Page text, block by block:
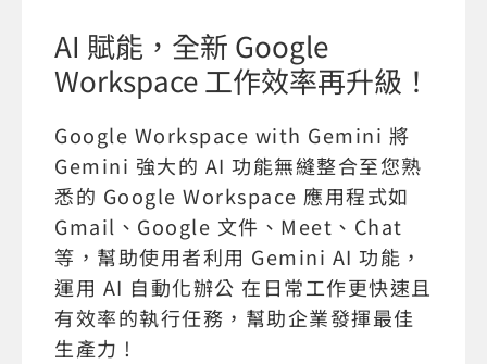
AI 賦能，全新 Google
Workspace 工作效率再升級！
Google Workspace with Gemini 將
Gemini 強大的 AI 功能無縫整合至您熟
悉的 Google Workspace 應用程式如
Gmail、Google 文件、Meet、Chat
等，幫助使用者利用 Gemini AI 功能，
運用 AI 自動化辦公 在日常工作更快速且
有效率的執行任務，幫助企業發揮最佳
生產力 !